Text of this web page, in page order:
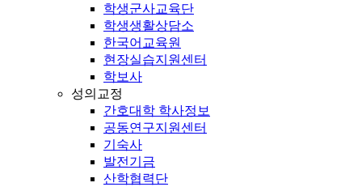
학생군사교육단
학생생활상담소
한국어교육원
현장실습지원센터
학보사
성의교정
간호대학 학사정보
공동연구지원센터
기숙사
발전기금
산학협력단